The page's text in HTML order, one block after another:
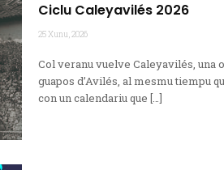
Ciclu Caleyavilés 2026
25 Xunu, 2026
Col veranu vuelve Caleyavilés, una
guapos d’Avilés, al mesmu tiempu
con un calendariu que […]